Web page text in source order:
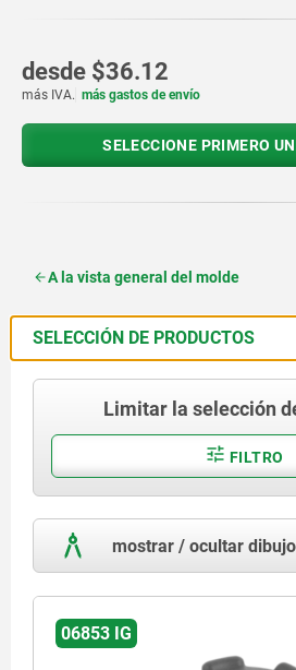
desde $36.12
más IVA. más gastos de envío
SELECCIONE PRIMERO
A la vista general del molde
SELECCIÓN DE PRODUCTOS
Limitar la selección
FILTRO
mostrar / ocultar dibujo
06853 IG